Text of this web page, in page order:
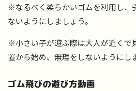
※なるべく柔らかいゴムを利用し、
ないようにしましょう。
※小さい子が遊ぶ際は大人が近くで
置から始め、無理をしないようにし
ゴム飛びの遊び方動画